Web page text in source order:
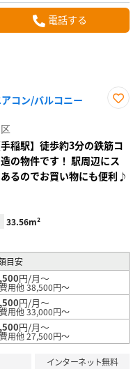
電話する
コン/バルコニー
録
稲駅】徒歩約3分の鉄筋コ
の物件です！ 駅周辺にス
るのでお買い物にも便利♪
33.56m²
目安
円/月～
用他 38,500円～
円/月～
用他 33,000円～
円/月～
用他 27,500円～
インターネット無料